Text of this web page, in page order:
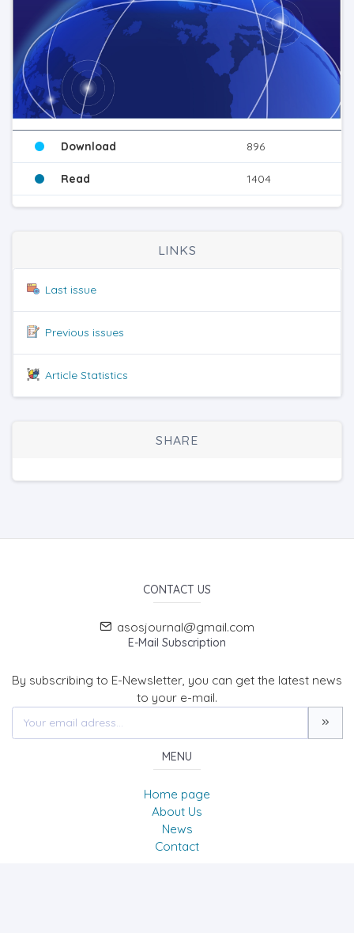
Download 896
Read 1404
LINKS
Last issue
Previous issues
Article Statistics
SHARE
CONTACT US
asosjournal@gmail.com
E-Mail Subscription
By subscribing to E-Newsletter, you can get the latest news
to your e-mail.
MENU
Home page
About Us
News
Contact